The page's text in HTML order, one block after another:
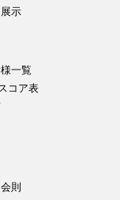
示
一覧
コア表
則